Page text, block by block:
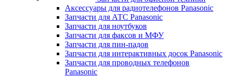
Аксессуары для радиотелефонов Panasonic
Запчасти для АТС Panasonic
Запчасти для ноутбуков
Запчасти для факсов и МФУ
Запчасти для пин-падов
Запчасти для интерактивных досок Panasonic
Запчасти для проводных телефонов
Panasonic